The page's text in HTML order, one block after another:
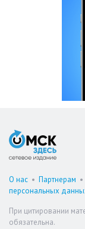
О нас • Партнерам •
персональных
При цитировании
обязательна.